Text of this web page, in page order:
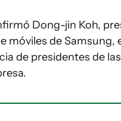
Dong-jin Koh,
móviles de Samsung,
de presidentes de